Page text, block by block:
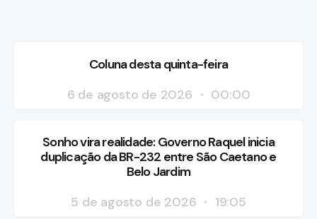
Coluna desta quinta-feira
6 de agosto de 2026
00:00
Sonho vira realidade: Governo Raquel inicia
duplicação da BR-232 entre São Caetano e
Belo Jardim
5 de agosto de 2026
19:05